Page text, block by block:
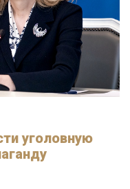
уголовную